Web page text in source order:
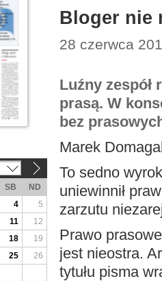
Bloger nie
28 czerwca
Luźny zespół
prasą. W
bez
Marek
To sedno
uniewinnił
zarzutu
Prawo
jest nieostra.
tytułu pisma
SB
ND
4
5
11
12
18
19
25
26